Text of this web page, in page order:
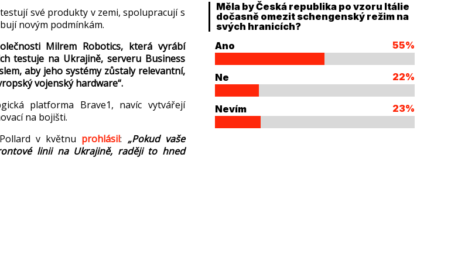
své produkty v zemi, spolupracují s
í novým podmínkám.
čnosti Milrem Robotics, která vyrábí
testuje na Ukrajině, serveru Business
aby jeho systémy zůstaly relevantní,
ý vojenský hardware“.
platforma Brave1, navíc vytvářejí
na bojišti.
v květnu prohlásil: „Pokud vaše
linii na Ukrajině, raději to hned
Měla by Česká republika po vzoru Itálie
dočasně omezit schengenský režim na
svých hranicích?
Ano
55%
Ne 22%
Nevím 23%